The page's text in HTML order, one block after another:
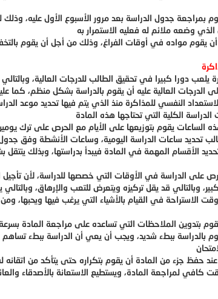
النفسي للمذاكرة منذ الذي يتم فيها تحديد موعد
الأقسام المهمة في المادة فيبدأ بدراستها، وبذلك
على الدراسة في الأوقات التي خصصها للدراسة، لأن
الاستراحة في القيام بالأشياء التي يرغب فيها ويحبها،
بالدراسة ببطء شديد، ويجب أن يعي أن الدراسة ببطء